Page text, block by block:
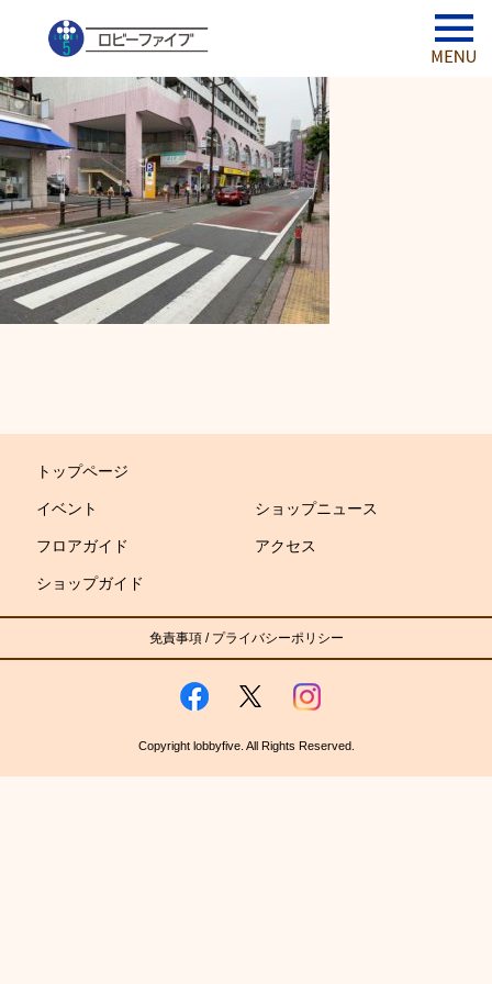
トップページ
イベント ショップニュース
フロアガイド アクセス
ショップガイド
免責事項/ プライバシーポリシー
Copyright lobbyfive. All Rights Reserved.